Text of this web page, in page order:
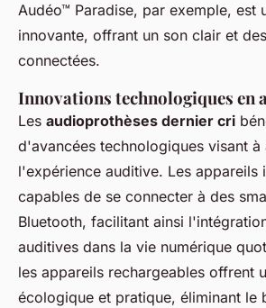
Audéo™ Paradise, par exemple, est
innovante, offrant un son clair et
connectées.
Innovations technologiques en
Les audioprothèses dernier cri
d'avancées technologiques visant à
l'expérience auditive. Les appareils
capables de se connecter à des
Bluetooth, facilitant ainsi
auditives dans la vie numérique
les appareils rechargeables offrent
écologique et pratique, éliminant le